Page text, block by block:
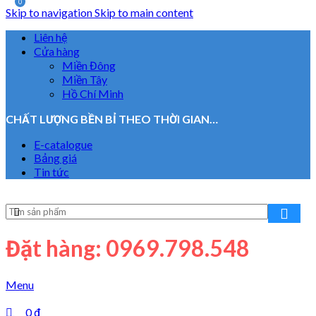
Skip to navigationSkip to main content
Liên hệ
Cửa hàng
Miền Đông
Miền Tây
Hồ Chí Minh
CHẤT LƯỢNG BỀN BỈ THEO THỜI GIAN…
E-catalogue
Bảng giá
Tin tức
Đặt hàng: 0969.798.548
Menu
0
0₫